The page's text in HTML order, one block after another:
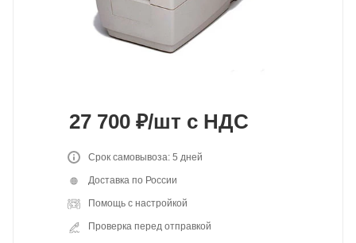
27 700 ₽/шт с НДС
Срок самовывоза: 5 дней
Доставка по России
Помощь с настройкой
Проверка перед отправкой